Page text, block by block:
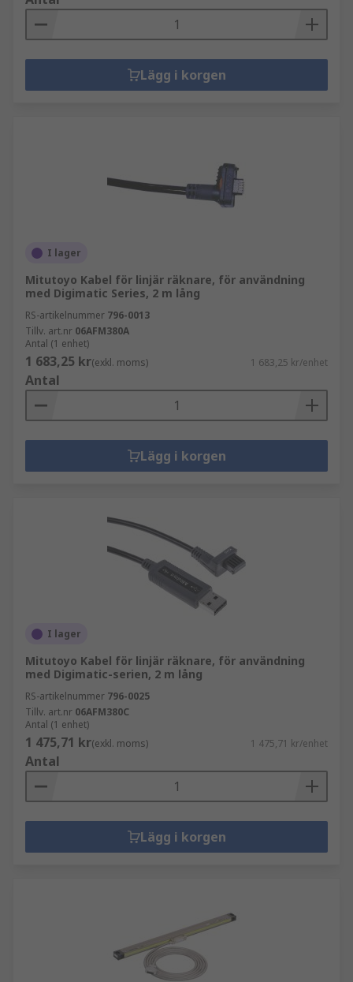
Lägg i korgen
I lager
Mitutoyo Kabel för linjär räknare, för användning
med Digimatic Series, 2 m lång
RS-artikelnummer 796-0013
Tillv. art.nr 06AFM380A
Antal (1 enhet)
1 683,25 kr(exkl. moms) 1 683,25 kr/enhet
Antal
Lägg i korgen
I lager
Mitutoyo Kabel för linjär räknare, för användning
med Digimatic-serien, 2 m lång
RS-artikelnummer 796-0025
Tillv. art.nr 06AFM380C
Antal (1 enhet)
1 475,71 kr(exkl. moms) 1 475,71 kr/enhet
Antal
Lägg i korgen